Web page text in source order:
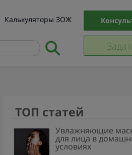
Калькуляторы ЗОЖ
ТОП статей
Увлажняющие
для лица в
условиях